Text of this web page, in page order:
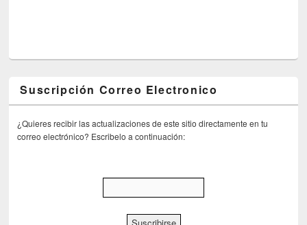
Suscripción Correo Electronico
¿Quieres recibir las actualizaciones de este sitio directamente en tu
correo electrónico? Escribelo a continuación: